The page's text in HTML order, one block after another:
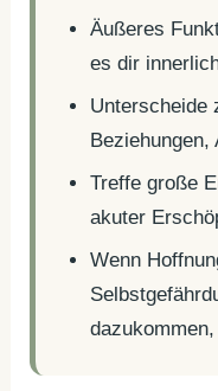
Äußeres
es dir
Unterscheide
Treffe große
akuter
Wenn